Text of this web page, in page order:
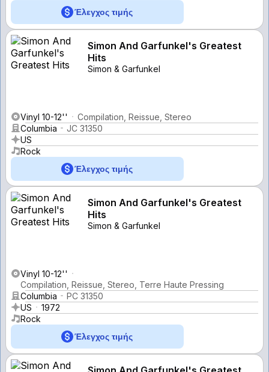
Έλεγχος τιμής
Simon And Garfunkel's Greatest
Hits
Simon & Garfunkel
Vinyl 10-12''
Compilation, Reissue, Stereo
Columbia
JC 31350
US
Rock
Έλεγχος τιμής
Simon And Garfunkel's Greatest
Hits
Simon & Garfunkel
Vinyl 10-12''
Compilation, Reissue, Stereo, Terre Haute Pressing
Columbia
PC 31350
US
1972
Rock
Έλεγχος τιμής